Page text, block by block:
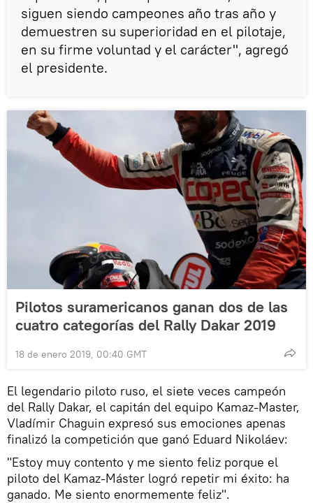
siguen siendo campeones año tras año y
demuestren su superioridad en el pilotaje,
en su firme voluntad y el carácter", agregó
el presidente.
Pilotos suramericanos ganan dos de las
cuatro categorías del Rally Dakar 2019
18 de enero 2019, 00:40 GMT
El legendario piloto ruso, el siete veces campeón
del Rally Dakar, el capitán del equipo Kamaz-Master,
Vladímir Chaguin expresó sus emociones apenas
finalizó la competición que ganó Eduard Nikoláev:
"Estoy muy contento y me siento feliz porque el
piloto del Kamaz-Máster logró repetir mi éxito: ha
ganado. Me siento enormemente feliz".